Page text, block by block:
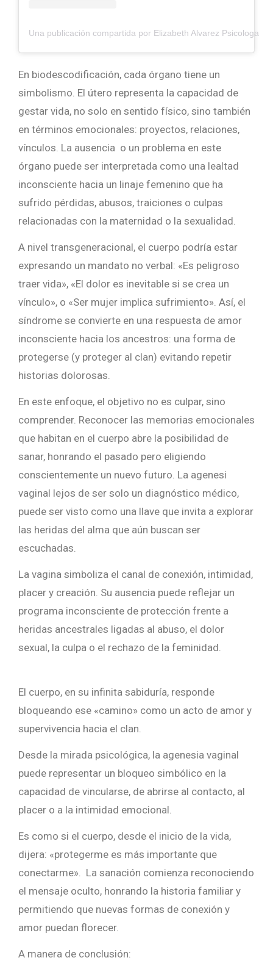
Una publicación compartida por Elizabeth Alvarez Psicologa
En biodescodificación, cada órgano tiene un
simbolismo. El útero representa la capacidad de
gestar vida, no solo en sentido físico, sino también
en términos emocionales: proyectos, relaciones,
vínculos. La ausencia o un problema en este
órgano puede ser interpretada como una lealtad
inconsciente hacia un linaje femenino que ha
sufrido pérdidas, abusos, traiciones o culpas
relacionadas con la maternidad o la sexualidad.
A nivel transgeneracional, el cuerpo podría estar
expresando un mandato no verbal: «Es peligroso
traer vida», «El dolor es inevitable si se crea un
vínculo», o «Ser mujer implica sufrimiento». Así, el
síndrome se convierte en una respuesta de amor
inconsciente hacia los ancestros: una forma de
protegerse (y proteger al clan) evitando repetir
historias dolorosas.
En este enfoque, el objetivo no es culpar, sino
comprender. Reconocer las memorias emocionales
que habitan en el cuerpo abre la posibilidad de
sanar, honrando el pasado pero eligiendo
conscientemente un nuevo futuro. La agenesi
vaginal lejos de ser solo un diagnóstico médico,
puede ser visto como una llave que invita a explorar
las heridas del alma que aún buscan ser
escuchadas.
La vagina simboliza el canal de conexión, intimidad,
placer y creación. Su ausencia puede reflejar un
programa inconsciente de protección frente a
heridas ancestrales ligadas al abuso, el dolor
sexual, la culpa o el rechazo de la feminidad.
El cuerpo, en su infinita sabiduría, responde
bloqueando ese «camino» como un acto de amor y
supervivencia hacia el clan.
Desde la mirada psicológica, la agenesia vaginal
puede representar un bloqueo simbólico en la
capacidad de vincularse, de abrirse al contacto, al
placer o a la intimidad emocional.
Es como si el cuerpo, desde el inicio de la vida,
dijera: «protegerme es más importante que
conectarme». La sanación comienza reconociendo
el mensaje oculto, honrando la historia familiar y
permitiendo que nuevas formas de conexión y
amor puedan florecer.
A manera de conclusión: